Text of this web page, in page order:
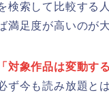
検索して比較する
満足度が高いのが
対象作品は変動す
ず今も読み放題と